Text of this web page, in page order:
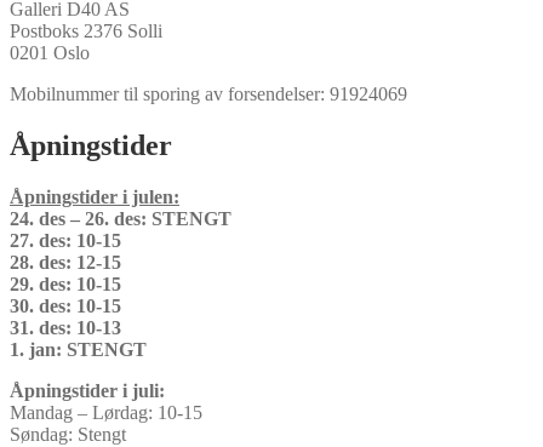
Galleri D40 AS
Postboks 2376 Solli
0201 Oslo
Mobilnummer til sporing av forsendelser: 91924069
Åpningstider
Åpningstider i julen:
24. des – 26. des: STENGT
27. des: 10-15
28. des: 12-15
29. des: 10-15
30. des: 10-15
31. des: 10-13
1. jan: STENGT
Åpningstider i juli:
Mandag – Lørdag: 10-15
Søndag: Stengt